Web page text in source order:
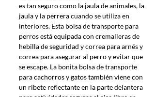
es tan seguro como la jaula de animales, la
jaula y la perrera cuando se utiliza en
interiores. Esta bolsa de transporte para
perros está equipada con cremalleras de
hebilla de seguridad y correa para arnés y
correa para asegurar al perro y evitar que
se escape. La bonita bolsa de transporte
para cachorros y gatos también viene con
un ribete reflectante en la parte delantera